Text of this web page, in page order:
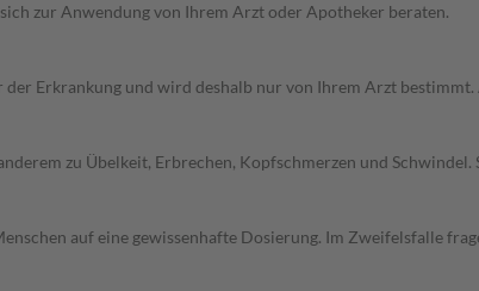
zur Anwendung von Ihrem Arzt oder Apotheker beraten.
Erkrankung und wird deshalb nur von Ihrem Arzt bestimmt.
zu Übelkeit, Erbrechen, Kopfschmerzen und
auf eine gewissenhafte Dosierung. Im Zweifelsfalle